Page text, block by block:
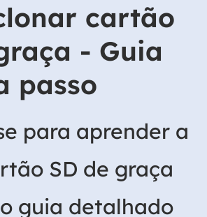
cartão
- Guia
passo
para aprender a
SD de graça
guia detalhado